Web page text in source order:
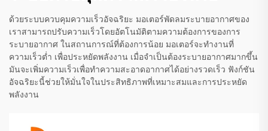
ด้วยระบบควบคุมความเร็วอัจฉริยะ มอเตอร์พัดลมระบายอากาศของ
เราสามารถปรับความเร็วโดยอัตโนมัติตามความต้องการของการ
ระบายอากาศ ในสถานการณ์ที่ต้องการน้อย มอเตอร์จะทำงานที่
ความเร็วต่ำ เพื่อประหยัดพลังงาน เมื่อจำเป็นต้องระบายอากาศมากขึ้น
มันจะเพิ่มความเร็วเพื่อทำความสะอาดอากาศได้อย่างรวดเร็ว ฟังก์ชัน
อัจฉริยะนี้ช่วยให้มั่นใจในประสิทธิภาพที่เหมาะสมและการประหยัด
พลังงาน